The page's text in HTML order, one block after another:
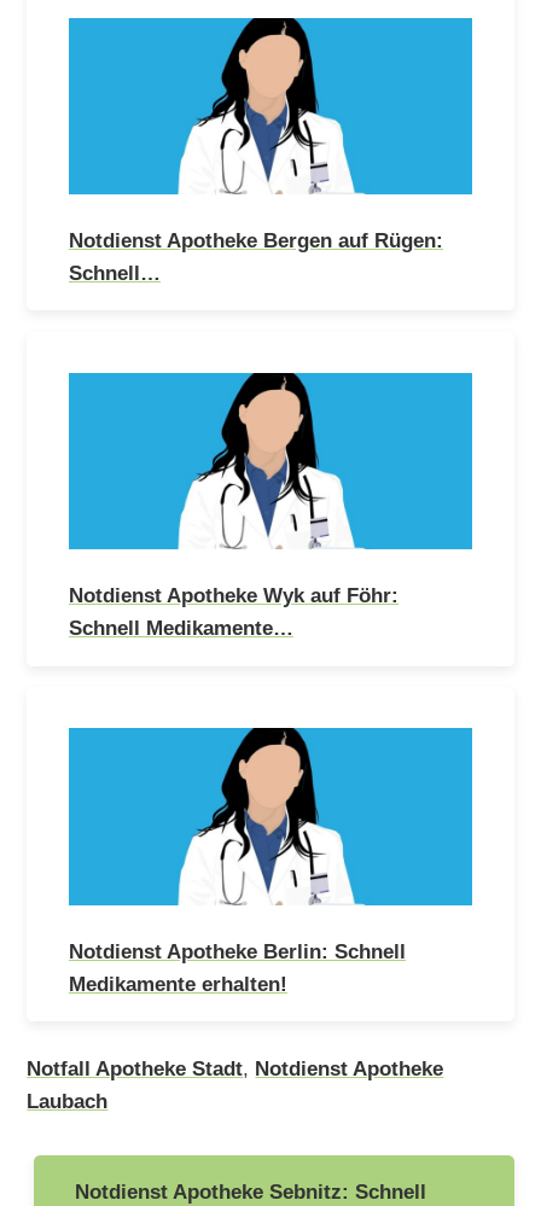
Notdienst Apotheke Bergen auf Rügen:
Schnell…
Notdienst Apotheke Wyk auf Föhr:
Schnell Medikamente…
Notdienst Apotheke Berlin: Schnell
Medikamente erhalten!
Notfall Apotheke Stadt, Notdienst Apotheke
Laubach
Beitragsnavigation
Notdienst Apotheke Sebnitz: Schnell